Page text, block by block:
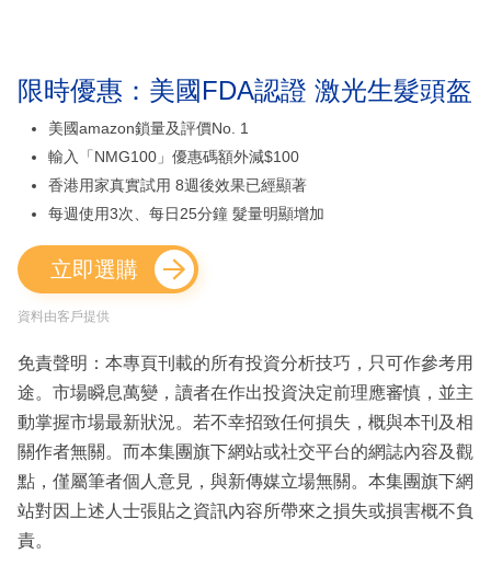
限時優惠：美國FDA認證 激光生髮頭盔
美國amazon鎖量及評價No. 1
輸入「NMG100」優惠碼額外減$100
香港用家真實試用 8週後效果已經顯著
每週使用3次、每日25分鐘 髮量明顯增加
立即選購
資料由客戶提供
免責聲明：本專頁刊載的所有投資分析技巧，只可作參考用
途。市場瞬息萬變，讀者在作出投資決定前理應審慎，並主
動掌握市場最新狀況。若不幸招致任何損失，概與本刊及相
關作者無關。而本集團旗下網站或社交平台的網誌內容及觀
點，僅屬筆者個人意見，與新傳媒立場無關。本集團旗下網
站對因上述人士張貼之資訊內容所帶來之損失或損害概不負
責。